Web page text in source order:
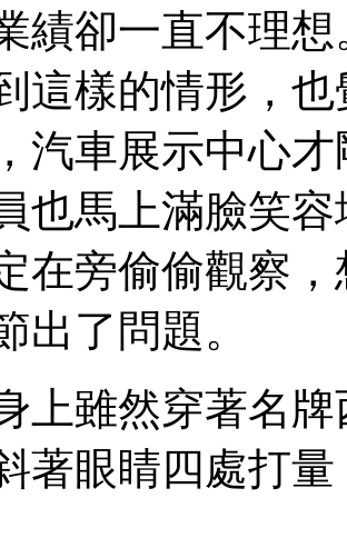
績卻一直不理想
這樣的情形，
汽車展示中心
也馬上滿臉笑
在旁偷偷觀察
出了問題。
上雖然穿著名
著眼睛四處打